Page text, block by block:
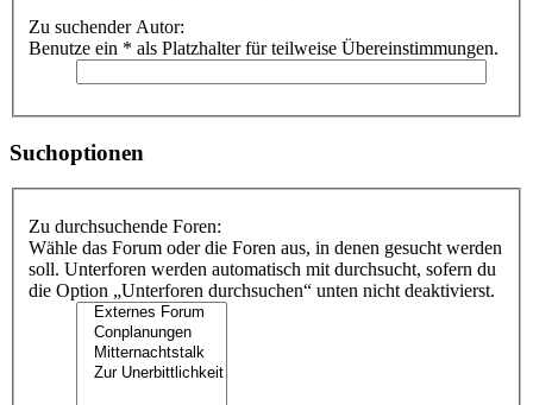
Zu suchender Autor:
Benutze ein * als Platzhalter für teilweise Übereinstimmungen.
Suchoptionen
Zu durchsuchende Foren:
Wähle das Forum oder die Foren aus, in denen gesucht werden
soll. Unterforen werden automatisch mit durchsucht, sofern du
die Option „Unterforen durchsuchen“ unten nicht deaktivierst.